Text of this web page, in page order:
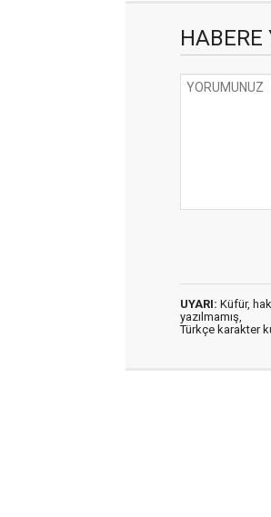
HABERE
UYARI: Küfür,
yazılmamış,
Türkçe karakter